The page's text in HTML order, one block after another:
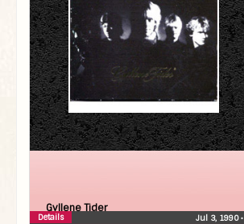
Gyllene Tider
Jul 3, 1990•
Details